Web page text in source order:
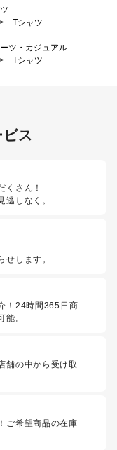
Tシャツ
ツ・カジュアル
Tシャツ
ス
くさん！
逃しなく。
せします。
！24時間365日商
能。
舗の中から受け取
ご希望商品の在庫